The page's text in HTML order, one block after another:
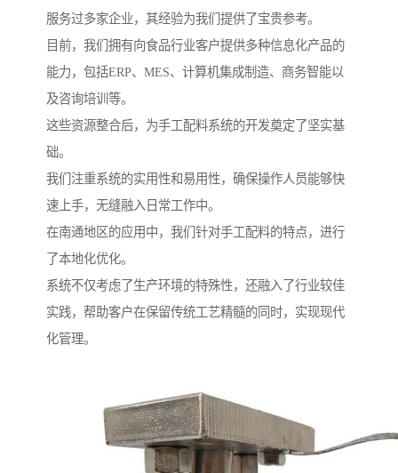
服务过多家企业，其经验为我们提供了宝贵参考。
目前，我们拥有向食品行业客户提供多种信息化产品的
能力，包括ERP、MES、计算机集成制造、商务智能以
及咨询培训等。
这些资源整合后，为手工配料系统的开发奠定了坚实基
础。
我们注重系统的实用性和易用性，确保操作人员能够快
速上手，无缝融入日常工作中。
在南通地区的应用中，我们针对手工配料的特点，进行
了本地化优化。
系统不仅考虑了生产环境的特殊性，还融入了行业较佳
实践，帮助客户在保留传统工艺精髓的同时，实现现代
化管理。